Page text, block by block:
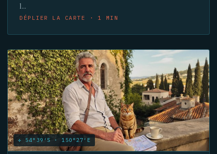
l…
DÉPLIER LA CARTE · 1 MIN
✛ 54°39′S · 150°27′E